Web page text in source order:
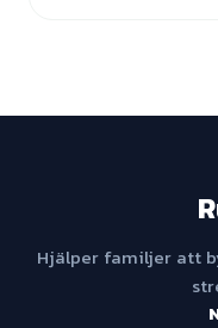
Hjälper familjer att